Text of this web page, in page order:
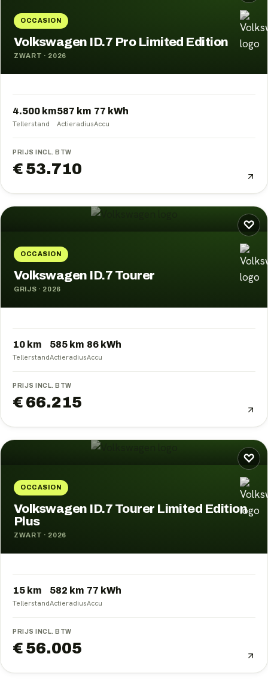
OCCASION
Volkswagen ID.7 Pro Limited Edition
ZWART · 2026
4.500 km
Tellerstand
587 km
Actieradius
77 kWh
Accu
PRIJS INCL. BTW
€ 53.710
♡
OCCASION
Volkswagen ID.7 Tourer
GRIJS · 2026
10 km
Tellerstand
585 km
Actieradius
86 kWh
Accu
PRIJS INCL. BTW
€ 66.215
♡
OCCASION
Volkswagen ID.7 Tourer Limited Edition
Plus
ZWART · 2026
15 km
Tellerstand
582 km
Actieradius
77 kWh
Accu
PRIJS INCL. BTW
€ 56.005